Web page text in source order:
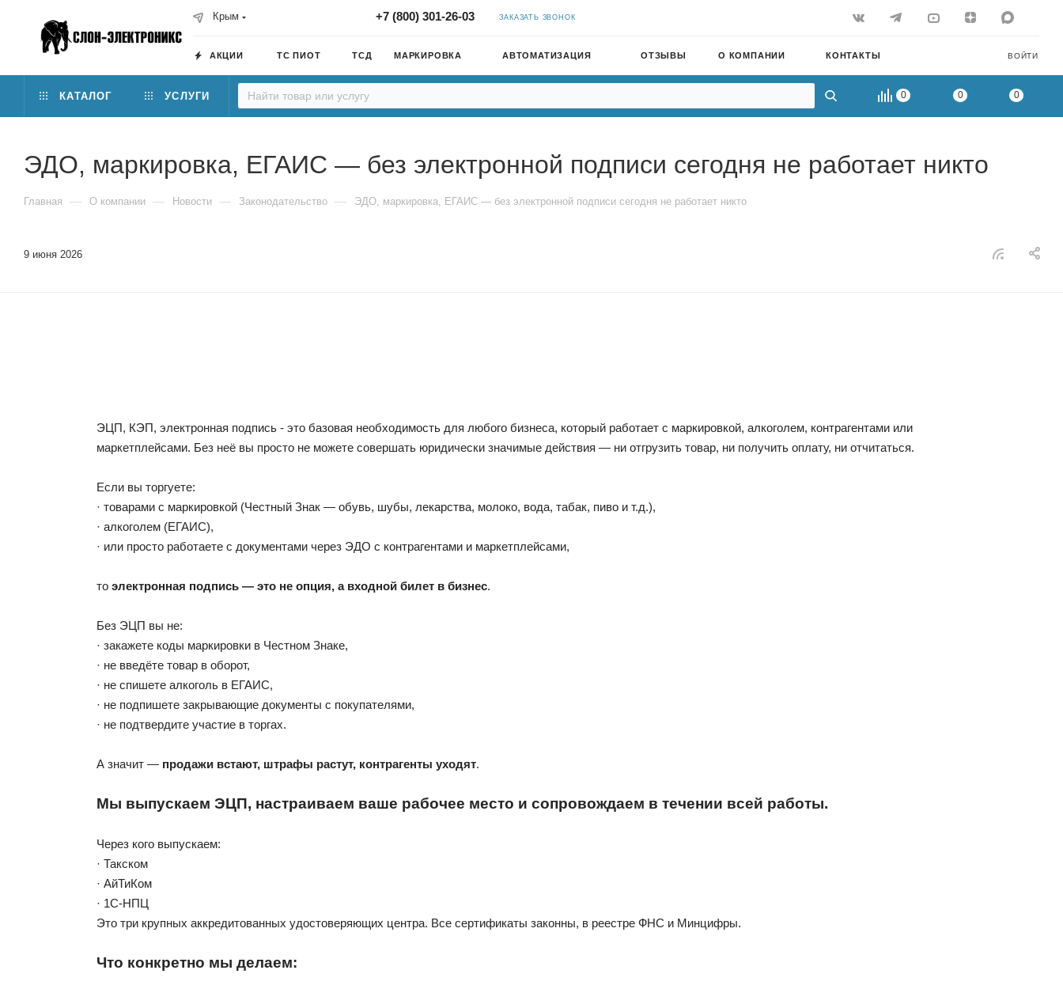
Крым +7 (800) 301-26-03 ЗАКАЗАТЬ ЗВОНОК
ВОЙТИ
АКЦИИ ТС ПИОТ ТСД МАРКИРОВКА АВТОМАТИЗАЦИЯ ОТЗЫВЫ О КОМПАНИИ КОНТАКТЫ
0 0 0
КАТАЛОГ УСЛУГИ
ЭДО, маркировка, ЕГАИС — без электронной подписи сегодня не работает никто
Главная — О компании — Новости — Законодательство — ЭДО, маркировка, ЕГАИС — без электронной подписи сегодня не работает никто
9 июня 2026
ЭЦП, КЭП, электронная подпись - это базовая необходимость для любого бизнеса, который работает с маркировкой, алкоголем, контрагентами или
маркетплейсами. Без неё вы просто не можете совершать юридически значимые действия — ни отгрузить товар, ни получить оплату, ни отчитаться.
Если вы торгуете:
· товарами с маркировкой (Честный Знак — обувь, шубы, лекарства, молоко, вода, табак, пиво и т.д.),
· алкоголем (ЕГАИС),
· или просто работаете с документами через ЭДО с контрагентами и маркетплейсами,
то электронная подпись — это не опция, а входной билет в бизнес.
Без ЭЦП вы не:
· закажете коды маркировки в Честном Знаке,
· не введёте товар в оборот,
· не спишете алкоголь в ЕГАИС,
· не подпишете закрывающие документы с покупателями,
· не подтвердите участие в торгах.
А значит — продажи встают, штрафы растут, контрагенты уходят.
Мы выпускаем ЭЦП, настраиваем ваше рабочее место и сопровождаем в течении всей работы.
Через кого выпускаем:
· Такском
· АйТиКом
· 1С-НПЦ
Это три крупных аккредитованных удостоверяющих центра. Все сертификаты законны, в реестре ФНС и Минцифры.
Что конкретно мы делаем: